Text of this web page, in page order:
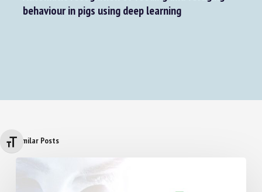
Changer la taille de la police
Automatic recognition of feeding and foraging
Similar Posts